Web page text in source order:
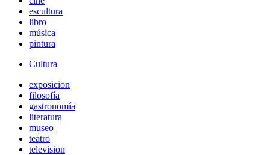
escultura
libro
música
pintura
Cultura
exposicion
filosofía
gastronomía
literatura
museo
teatro
television